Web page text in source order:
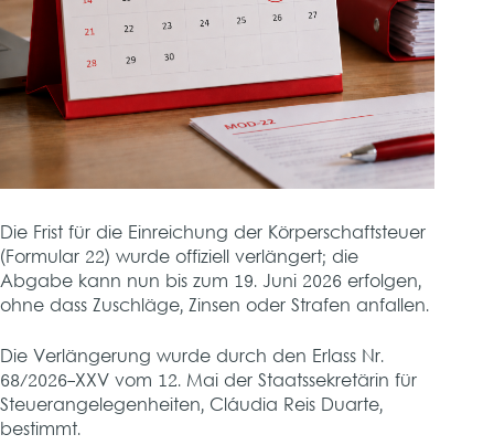
Die Frist für die Einreichung der Körperschaftsteuer
(Formular 22) wurde offiziell verlängert; die
Abgabe kann nun bis zum 19. Juni 2026 erfolgen,
ohne dass Zuschläge, Zinsen oder Strafen anfallen.
Die Verlängerung wurde durch den Erlass Nr.
68/2026-XXV vom 12. Mai der Staatssekretärin für
Steuerangelegenheiten, Cláudia Reis Duarte,
bestimmt.